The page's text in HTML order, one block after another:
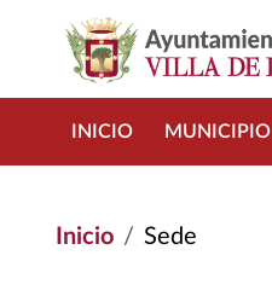
INICIO MUNICIPIO
Inicio Sede